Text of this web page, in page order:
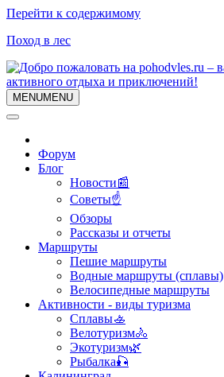
Перейти к содержимому
Поход в лес
MENUMENU
Форум
Блог
Новости📰
Советы☝
Обзоры
Рассказы и отчеты
Маршруты
Пешие маршруты
Водные маршруты (сплавы)
Велосипедные маршруты
Активности - виды туризма
Сплавы🚣
Велотуризм🚴
Экотуризм🌿
Рыбалка🎣